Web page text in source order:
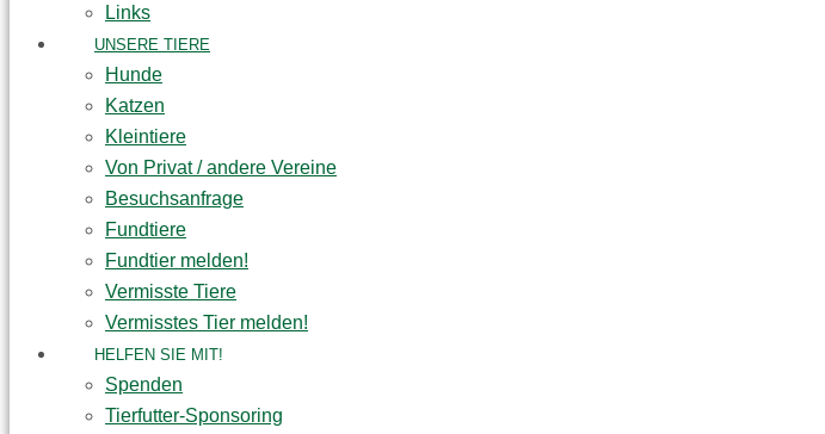
Links
UNSERE TIERE
Hunde
Katzen
Kleintiere
Von Privat / andere Vereine
Besuchsanfrage
Fundtiere
Fundtier melden!
Vermisste Tiere
Vermisstes Tier melden!
HELFEN SIE MIT!
Spenden
Tierfutter-Sponsoring